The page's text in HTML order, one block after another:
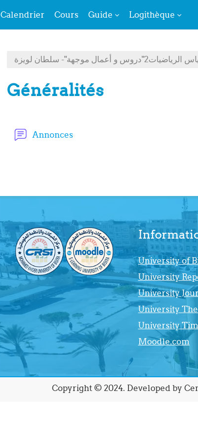
Calendrier Cours Guide Logithèque
أعمال موجهة"- سلطان لويزة
Généralités
Annonces
University of
University
University
University
University
Moodle.com
Copyright © 2024. Developed by